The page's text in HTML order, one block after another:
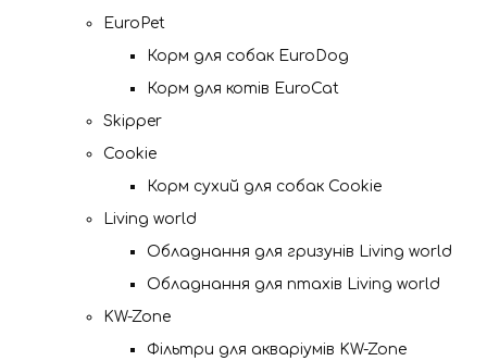
EuroPet
Корм для собак EuroDog
Корм для котів EuroCat
Skipper
Cookie
Корм сухий для собак Cookie
Living world
Обладнання для гризунів Living world
Обладнання для птахів Living world
KW-Zone
Фільтри для акваріумів KW-Zone